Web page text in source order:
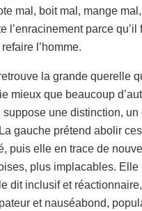
mal, boit mal, mange
l’enracinement parce qu’il
l’homme.
la grande querelle
mieux que beaucoup
une distinction, un
gauche prétend abolir
puis elle en trace de
plus implacables. Elle
dit inclusif et
et nauséabond,